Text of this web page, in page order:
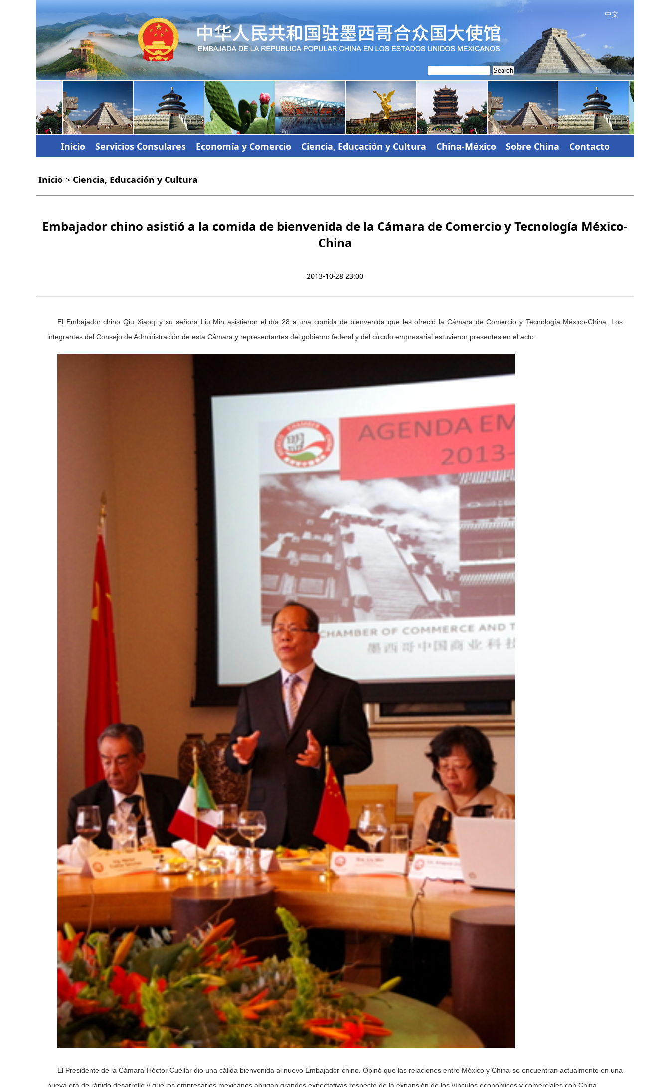
中文
Search
Inicio Servicios Consulares Economía y Comercio Ciencia, Educación y Cultura China-México Sobre China Contacto
Inicio > Ciencia, Educación y Cultura
Embajador chino asistió a la comida de bienvenida de la Cámara de Comercio y Tecnología México-
China
2013-10-28 23:00
El Embajador chino Qiu Xiaoqi y su señora Liu Min asistieron el día 28 a una comida de bienvenida que les ofreció la Cámara de Comercio y Tecnología México-China. Los
integrantes del Consejo de Administración de esta Cámara y representantes del gobierno federal y del círculo empresarial estuvieron presentes en el acto.
El Presidente de la Cámara Héctor Cuéllar dio una cálida bienvenida al nuevo Embajador chino. Opinó que las relaciones entre México y China se encuentran actualmente en una
nueva era de rápido desarrollo y que los empresarios mexicanos abrigan grandes expectativas respecto de la expansión de los vínculos económicos y comerciales con China.